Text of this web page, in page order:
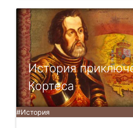
История
Кортеса
#История